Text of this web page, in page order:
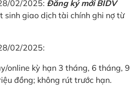
02/2025: Đăng ký mới BIDV
sinh giao dịch tài chính ghi nợ từ
02/2025:
online kỳ hạn 3 tháng, 6 tháng, 9
đồng; không rút trước hạn.